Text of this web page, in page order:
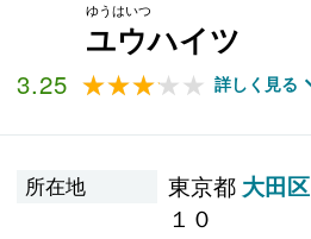
ゆうはいつ
ユウハイツ
3.25 ★★★★★
★★★★★ 詳しく見る
所在地 東京都 大田区
１０